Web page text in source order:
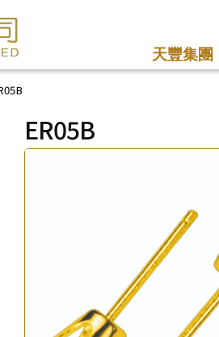
天豐集團
ER05B